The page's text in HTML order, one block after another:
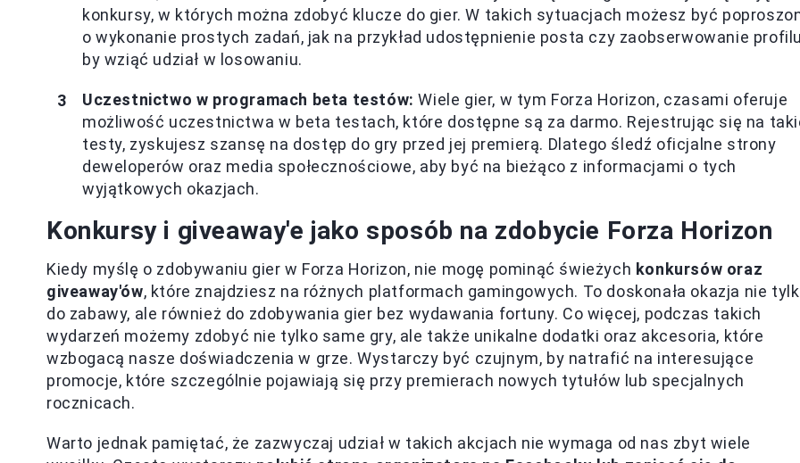
konkursy, w których można zdobyć klucze do gier. W takich sytuacjach możesz być
o wykonanie prostych zadań, jak na przykład udostępnienie posta czy zaobserwowanie
by wziąć udział w losowaniu.
Uczestnictwo w programach beta testów: Wiele gier, w tym Forza Horizon, czasami oferuje
możliwość uczestnictwa w beta testach, które dostępne są za darmo. Rejestrując się na
testy, zyskujesz szansę na dostęp do gry przed jej premierą. Dlatego śledź oficjalne strony
deweloperów oraz media społecznościowe, aby być na bieżąco z informacjami o tych
wyjątkowych okazjach.
Konkursy i giveaway'e jako sposób na zdobycie Forza Horizon
Kiedy myślę o zdobywaniu gier w Forza Horizon, nie mogę pominąć świeżych konkursów oraz
giveaway'ów, które znajdziesz na różnych platformach gamingowych. To doskonała okazja nie
do zabawy, ale również do zdobywania gier bez wydawania fortuny. Co więcej, podczas takich
wydarzeń możemy zdobyć nie tylko same gry, ale także unikalne dodatki oraz akcesoria, które
wzbogacą nasze doświadczenia w grze. Wystarczy być czujnym, by natrafić na interesujące
promocje, które szczególnie pojawiają się przy premierach nowych tytułów lub specjalnych
rocznicach.
Warto jednak pamiętać, że zazwyczaj udział w takich akcjach nie wymaga od nas zbyt wiele